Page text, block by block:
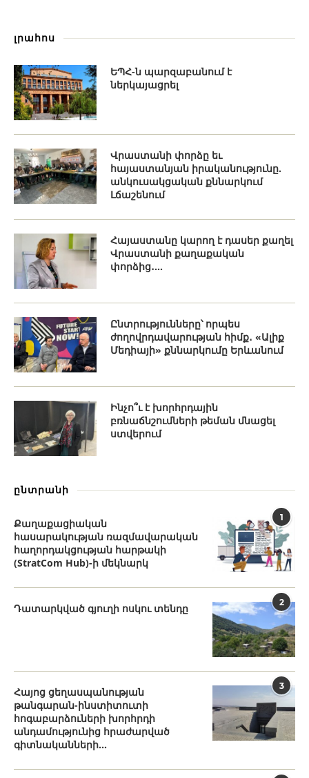
լրահոս
ԵՊՀ-ն պարզաբանում է
ներկայացրել
Վրաստանի փորձը եւ
հայաստանյան իրականությունը.
անկուսակցական քննարկում
Լճաշենում
Հայաստանը կարող է դասեր քաղել
Վրաստանի քաղաքական
փորձից․...
Ընտրությունները՝ որպես
ժողովրդավարության հիմք․ «Ալիք
Մեդիայի» քննարկումը Երևանում
Ինչո՞ւ է խորհրդային
բռնաճնշումների թեման մնացել
ստվերում
ընտրանի
1
Քաղաքացիական
հասարակության ռազմավարական
հաղորդակցության հարթակի
(StratCom Hub)-ի մեկնարկ
2
Դատարկված գյուղի ոսկու տենդը
3
Հայոց ցեղասպանության
թանգարան-ինստիտուտի
հոգաբարձուների խորհրդի
անդամությունից հրաժարված
գիտնականների...